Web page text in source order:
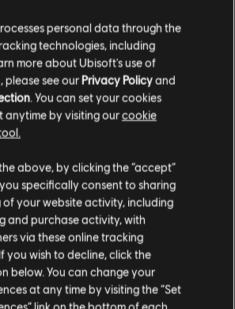
la touche n'apparaît pas
est disponible.
X,Instagram,Reddit,Discord,Facebook
etYouTube
bug ? Signalez-le surR6Fix.
personal data through the
technologies, including
more about Ubisoft's use of
see our Privacy Policyand
. You can set your cookies
anytime by visiting ourcookie
above, by clicking the “accept”
specifically consent to sharing
your website activity, including
and purchase activity, with
via these online tracking
you wish to decline, click the
below. You can change your
at any time by visiting the “Set